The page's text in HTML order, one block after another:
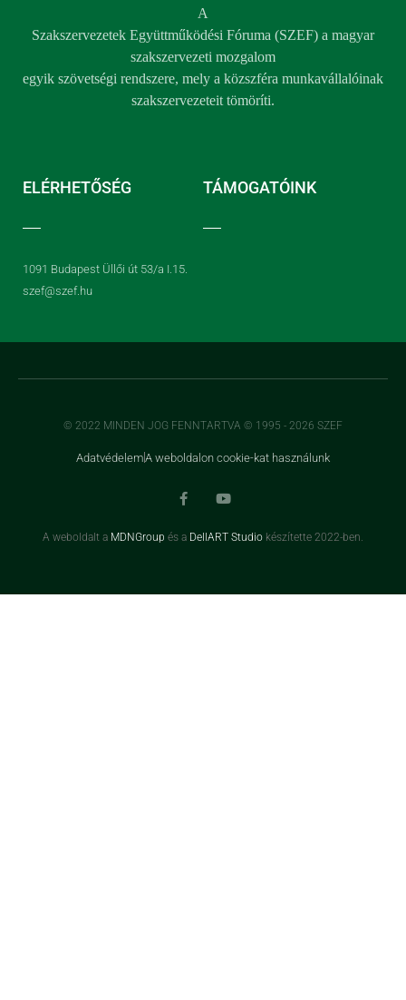
A
Szakszervezetek Együttműködési Fóruma (SZEF) a magyar
szakszervezeti mozgalom
egyik szövetségi rendszere, mely a közszféra munkavállalóinak
szakszervezeteit tömöríti.
ELÉRHETŐSÉG
1091 Budapest Üllői út 53/a I.15.
szef@szef.hu
TÁMOGATÓINK
© 2022 MINDEN JOG FENNTARTVA © 1995 - 2026 SZEF
AdatvédelemA weboldalon cookie-kat használunk
A weboldalt a MDNGroup és a DellART Studio készítette 2022-ben.